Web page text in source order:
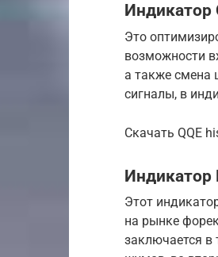
Индикатор
Это
возможности
а также смена
сигналы, в
Скачать QQE
Индикатор
Этот
на рынке
заключается в